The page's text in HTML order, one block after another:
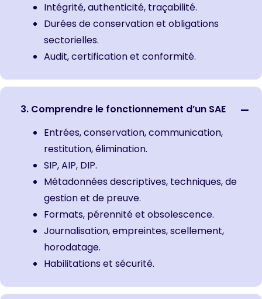
Intégrité, authenticité, traçabilité.
Durées de conservation et obligations
sectorielles.
Audit, certification et conformité.
3. Comprendre le fonctionnement d’un SAE
Entrées, conservation, communication,
restitution, élimination.
SIP, AIP, DIP.
Métadonnées descriptives, techniques, de
gestion et de preuve.
Formats, pérennité et obsolescence.
Journalisation, empreintes, scellement,
horodatage.
Habilitations et sécurité.